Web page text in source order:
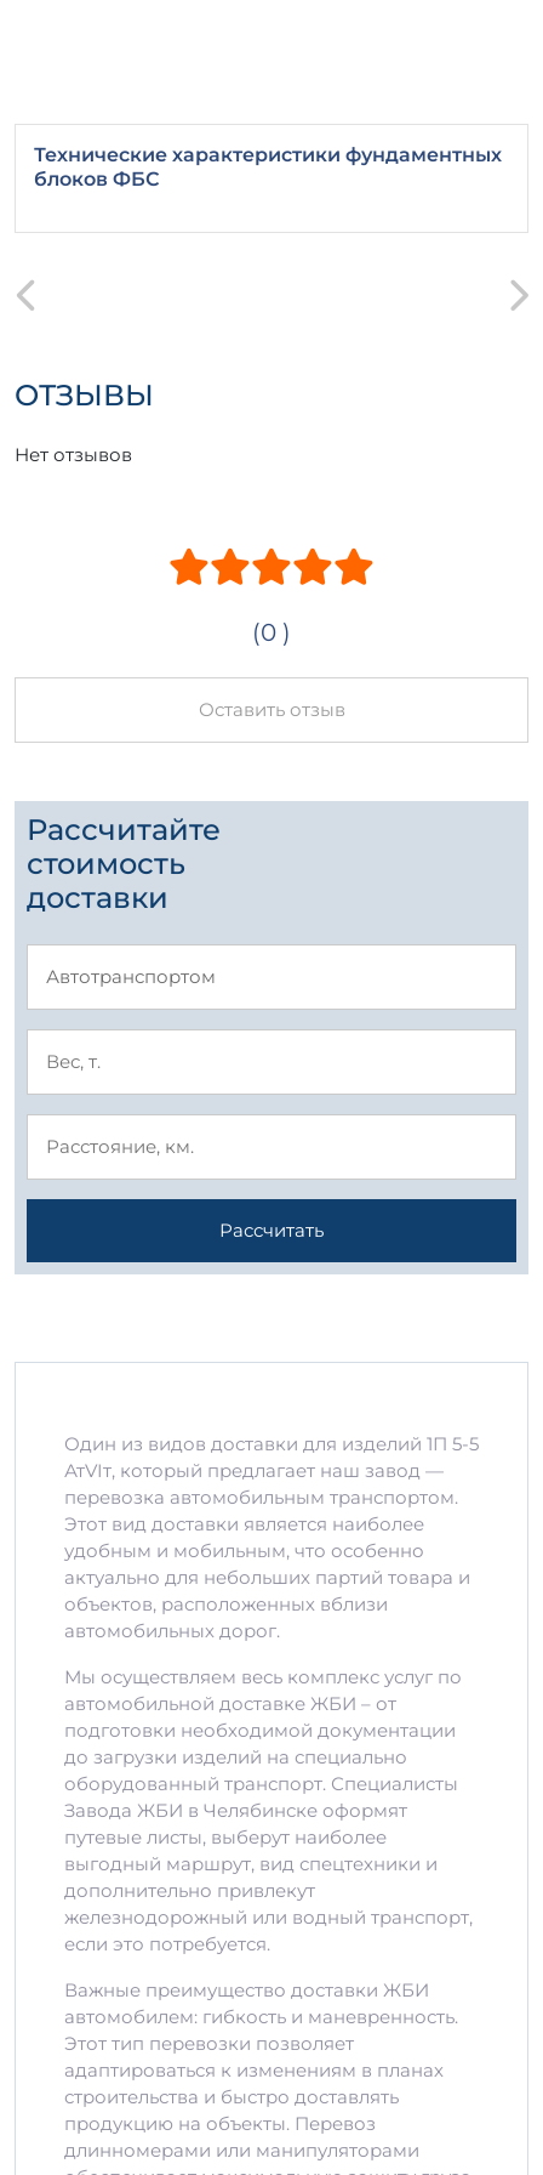
Технические характеристики фундаментных
блоков ФБС
ОТЗЫВЫ
Нет отзывов
(0 )
Оставить отзыв
Рассчитайте
стоимость
доставки
Рассчитать
Один из видов доставки для изделий 1П 5-5
АтVIт, который предлагает наш завод —
перевозка автомобильным транспортом.
Этот вид доставки является наиболее
удобным и мобильным, что особенно
актуально для небольших партий товара и
объектов, расположенных вблизи
автомобильных дорог.
Мы осуществляем весь комплекс услуг по
автомобильной доставке ЖБИ – от
подготовки необходимой документации
до загрузки изделий на специально
оборудованный транспорт. Специалисты
Завода ЖБИ в Челябинске оформят
путевые листы, выберут наиболее
выгодный маршрут, вид спецтехники и
дополнительно привлекут
железнодорожный или водный транспорт,
если это потребуется.
Важные преимущество доставки ЖБИ
автомобилем: гибкость и маневренность.
Этот тип перевозки позволяет
адаптироваться к изменениям в планах
строительства и быстро доставлять
продукцию на объекты. Перевоз
длинномерами или манипуляторами